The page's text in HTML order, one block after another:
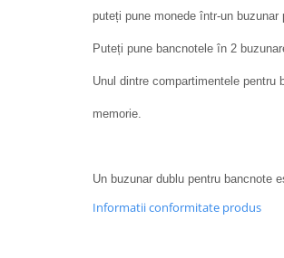
puteți pune monede într-un
Puteți pune bancnotele în 2
Unul dintre compartimentele pentru
memorie.
Un buzunar dublu pentru bancnote
Informatii conformitate produs